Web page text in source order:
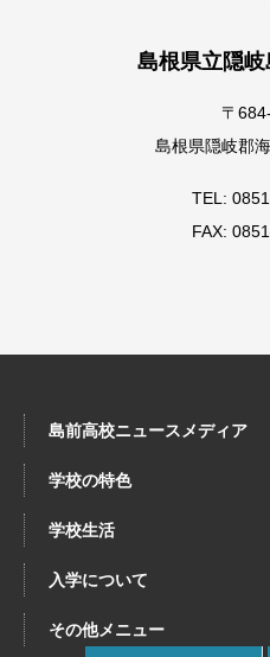
島根県立隠
〒
島根県隠岐郡
TEL:
FAX:
島前高校ニュースメディア
学校の特色
学校生活
入学について
その他メニュー